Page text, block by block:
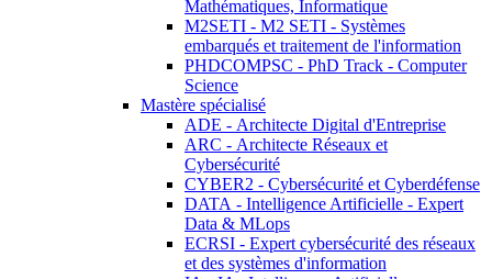
Mathématiques, Informatique
M2SETI - M2 SETI - Systèmes
embarqués et traitement de l'information
PHDCOMPSC - PhD Track - Computer
Science
Mastère spécialisé
ADE - Architecte Digital d'Entreprise
ARC - Architecte Réseaux et
Cybersécurité
CYBER2 - Cybersécurité et Cyberdéfense
DATA - Intelligence Artificielle - Expert
Data & MLops
ECRSI - Expert cybersécurité des réseaux
et des systèmes d'information